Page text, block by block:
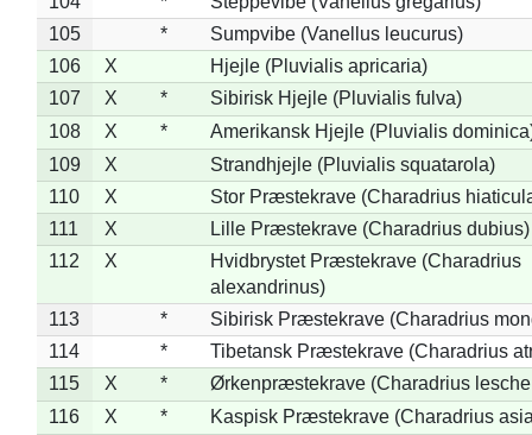
105
*
Sumpvibe (Vanellus leucurus)
106
X
Hjejle (Pluvialis apricaria)
107
X *
Sibirisk Hjejle (Pluvialis fulva)
108
X *
Amerikansk Hjejle (Pluvialis
109
X
Strandhjejle (Pluvialis squatarola)
110
X
Stor Præstekrave (Charadrius
111
X
Lille Præstekrave (Charadrius dubius)
112
X
Hvidbrystet Præstekrave (Charadrius
alexandrinus)
113
*
Sibirisk Præstekrave (Charadrius
114
*
Tibetansk Præstekrave (Charadrius
115
X *
Ørkenpræstekrave (Charadrius
116
X *
Kaspisk Præstekrave (Charadrius